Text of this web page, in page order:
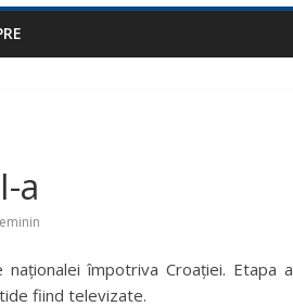
a
împotriva Croației. Etapa a
fiind televizate.